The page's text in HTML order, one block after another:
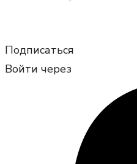
Подписаться
Войти через